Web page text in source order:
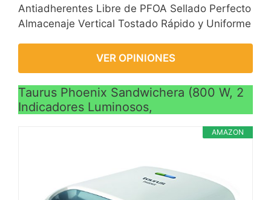
Antiadherentes Libre de PFOA Sellado Perfecto
Almacenaje Vertical Tostado Rápido y Uniforme
VER OPINIONES
Taurus Phoenix Sandwichera (800 W, 2
Indicadores Luminosos,
AMAZON